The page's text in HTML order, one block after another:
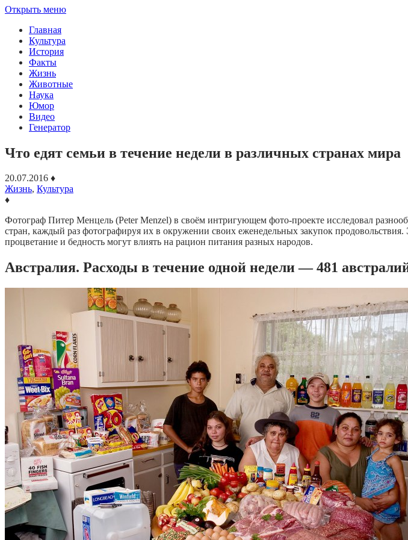
Открыть меню
Главная
Культура
История
Факты
Жизнь
Животные
Наука
Юмор
Видео
Генератор
Что едят семьи в течение недели в различных странах мира
20.07.2016 ♦
Жизнь, Культура
♦
Фотограф Питер Менцель (Peter Menzel) в своём интригующем фото-проекте исследовал
стран, каждый раз фотографируя их в окружении своих еженедельных закупок
процветание и бедность могут влиять на рацион питания разных народов.
Австралия. Расходы в течение одной недели — 481